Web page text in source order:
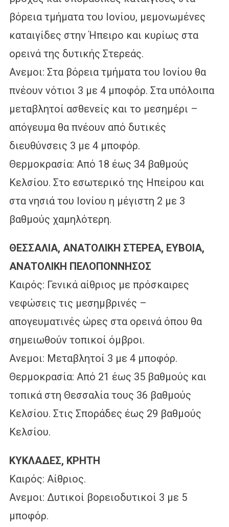
βόρεια τμήματα του Ιονίου, μεμονωμένες
καταιγίδες στην Ήπειρο και κυρίως στα
ορεινά της δυτικής Στερεάς.
Ανεμοι: Στα βόρεια τμήματα του Ιονίου θα
πνέουν νότιοι 3 με 4 μποφόρ. Στα υπόλοιπα
μεταβλητοί ασθενείς και το μεσημέρι –
απόγευμα θα πνέουν από δυτικές
διευθύνσεις 3 με 4 μποφόρ.
Θερμοκρασία: Από 18 έως 34 βαθμούς
Κελσίου. Στο εσωτερικό της Ηπείρου και
στα νησιά του Ιονίου η μέγιστη 2 με 3
βαθμούς χαμηλότερη.
ΘΕΣΣΑΛΙΑ, ΑΝΑΤΟΛΙΚΗ ΣΤΕΡΕΑ, ΕΥΒΟΙΑ,
ΑΝΑΤΟΛΙΚΗ ΠΕΛΟΠΟΝΝΗΣΟΣ
Καιρός: Γενικά αίθριος με πρόσκαιρες
νεφώσεις τις μεσημβρινές –
απογευματινές ώρες στα ορεινά όπου θα
σημειωθούν τοπικοί όμβροι.
Ανεμοι: Μεταβλητοί 3 με 4 μποφόρ.
Θερμοκρασία: Από 21 έως 35 βαθμούς και
τοπικά στη Θεσσαλία τους 36 βαθμούς
Κελσίου. Στις Σποράδες έως 29 βαθμούς
Κελσίου.
ΚΥΚΛΑΔΕΣ, ΚΡΗΤΗ
Καιρός: Αίθριος.
Ανεμοι: Δυτικοί βορειοδυτικοί 3 με 5
μποφόρ.